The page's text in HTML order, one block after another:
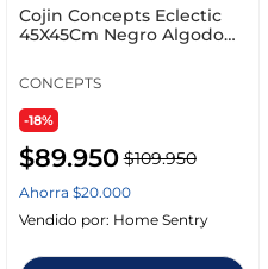
Cojin Concepts Eclectic
45X45Cm Negro Algodon
CONCEPTS
-18%
$89.950 $109.950
Ahorra $20.000
Vendido por: Home Sentry